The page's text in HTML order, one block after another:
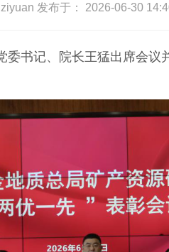
发布于： 2026-06-30
书记、院长王猛出席会议